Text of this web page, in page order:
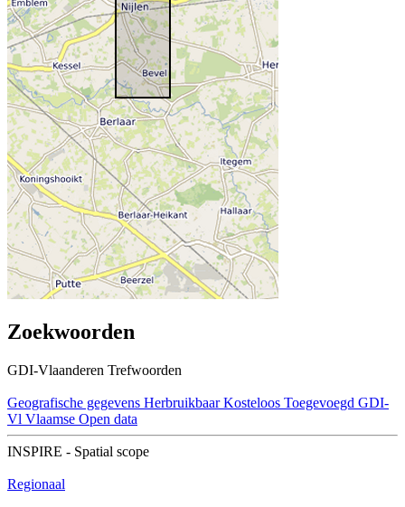
Zoekwoorden
GDI-Vlaanderen Trefwoorden
Geografische gegevens Herbruikbaar Kosteloos Toegevoegd GDI-
Vl Vlaamse Open data
INSPIRE - Spatial scope
Regionaal